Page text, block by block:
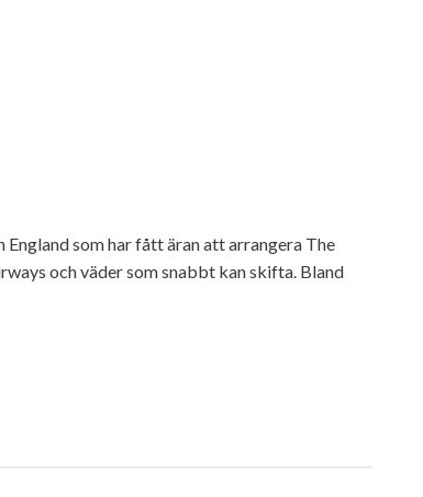
som har fått äran att arrangera The
och väder som snabbt kan skifta. Bland